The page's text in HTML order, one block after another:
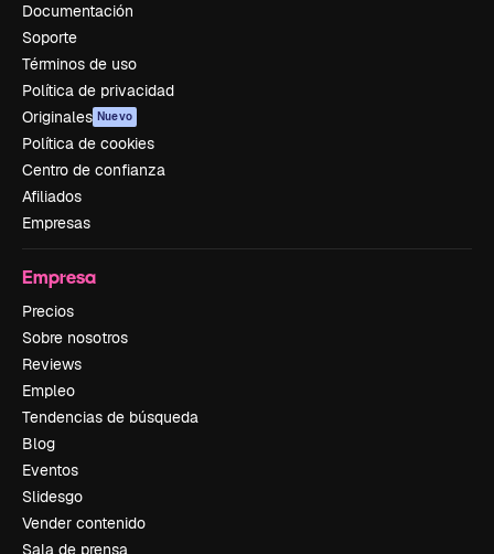
Documentación
Soporte
Términos de uso
Política de privacidad
Originales Nuevo
Política de cookies
Centro de confianza
Afiliados
Empresas
Empresa
Precios
Sobre nosotros
Reviews
Empleo
Tendencias de búsqueda
Blog
Eventos
Slidesgo
Vender contenido
Sala de prensa